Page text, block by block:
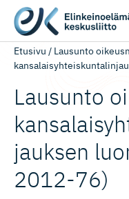
Etusivu / Lausunto
Lausunto
jauksen
2012-76)